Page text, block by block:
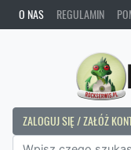
O NAS REGULAMIN
ZALOGUJ SIĘ / ZAŁÓŻ